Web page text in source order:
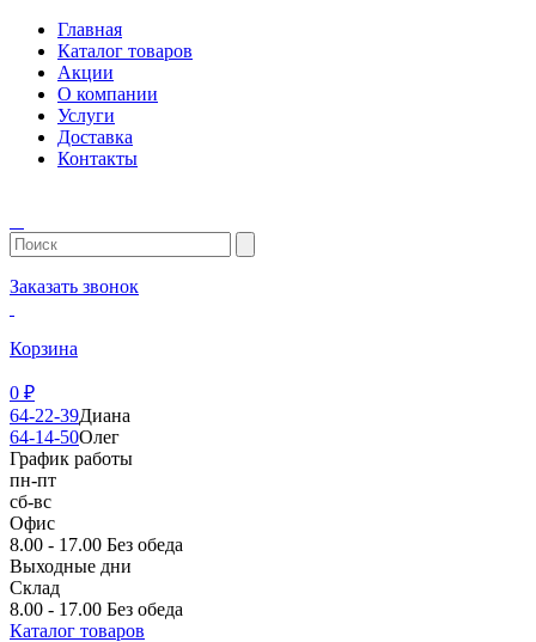
Главная
Каталог товаров
Акции
О компании
Услуги
Доставка
Контакты
Заказать звонок
Корзина
0 ₽
64-22-39Диана
64-14-50Олег
График работы
пн-пт
сб-вс
Офис
8.00 - 17.00 Без обеда
Выходные дни
Склад
8.00 - 17.00 Без обеда
Каталог товаров